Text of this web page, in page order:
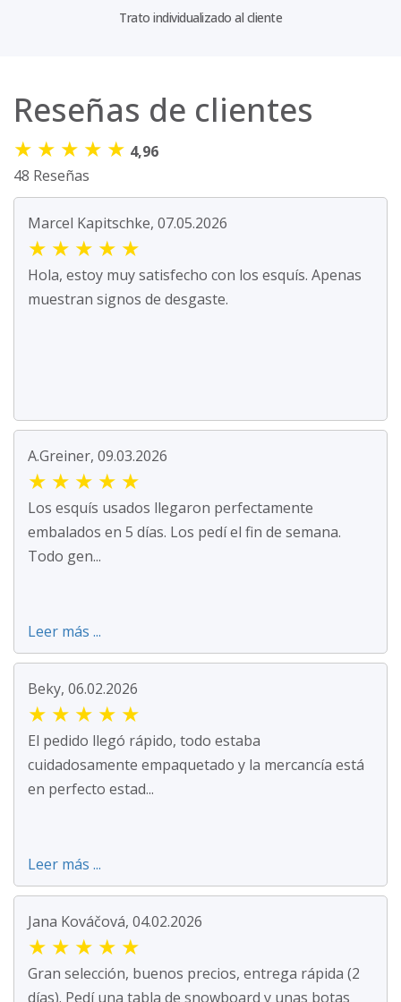
Trato individualizado al cliente
Reseñas de clientes
★ ★ ★ ★ ★ 4,96
48 Reseñas
Marcel Kapitschke, 07.05.2026
★ ★ ★ ★ ★
Hola, estoy muy satisfecho con los esquís. Apenas
muestran signos de desgaste.
A.Greiner, 09.03.2026
★ ★ ★ ★ ★
Los esquís usados llegaron perfectamente
embalados en 5 días. Los pedí el fin de semana.
Todo gen...
Leer más ...
Beky, 06.02.2026
★ ★ ★ ★ ★
El pedido llegó rápido, todo estaba
cuidadosamente empaquetado y la mercancía está
en perfecto estad...
Leer más ...
Jana Kováčová, 04.02.2026
★ ★ ★ ★ ★
Gran selección, buenos precios, entrega rápida (2
días). Pedí una tabla de snowboard y unas botas